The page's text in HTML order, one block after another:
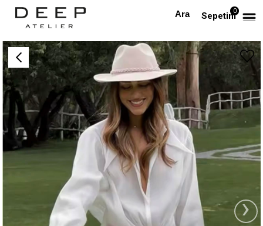
Sepetim0
Anasayfa TÜM ELBİSELER Ekstra Mini Beyaz Pileli Gömlek Elbise
›